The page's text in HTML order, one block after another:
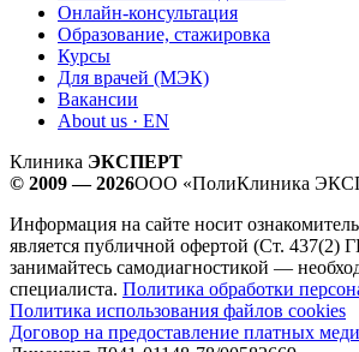
Онлайн-консультация
Образование, стажировка
Курсы
Для врачей (МЭК)
Вакансии
About us · EN
Клиника ЭКСПЕРТ
© 2009 — 2026ООО «ПолиКлиника
Информация на сайте носит
является публичной офертой (Ст. 437(2)
занимайтесь самодиагностикой —
специалиста. Политика обработки
Политика использования файлов cookies
Договор на предоставление платных